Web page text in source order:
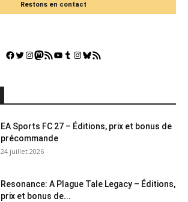
Restons en contact
Facebook
Twitter
Instagram
Mastodon
Flux RSSYouTube
Tumblr
Instagram
Bluesky
GestGame
EA Sports FC 27 – Éditions, prix et bonus de
précommande
24 juillet 2026
Resonance: A Plague Tale Legacy – Éditions,
prix et bonus de...